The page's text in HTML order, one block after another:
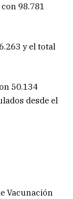
98.781
y el total
50.134
desde el
Vacunación